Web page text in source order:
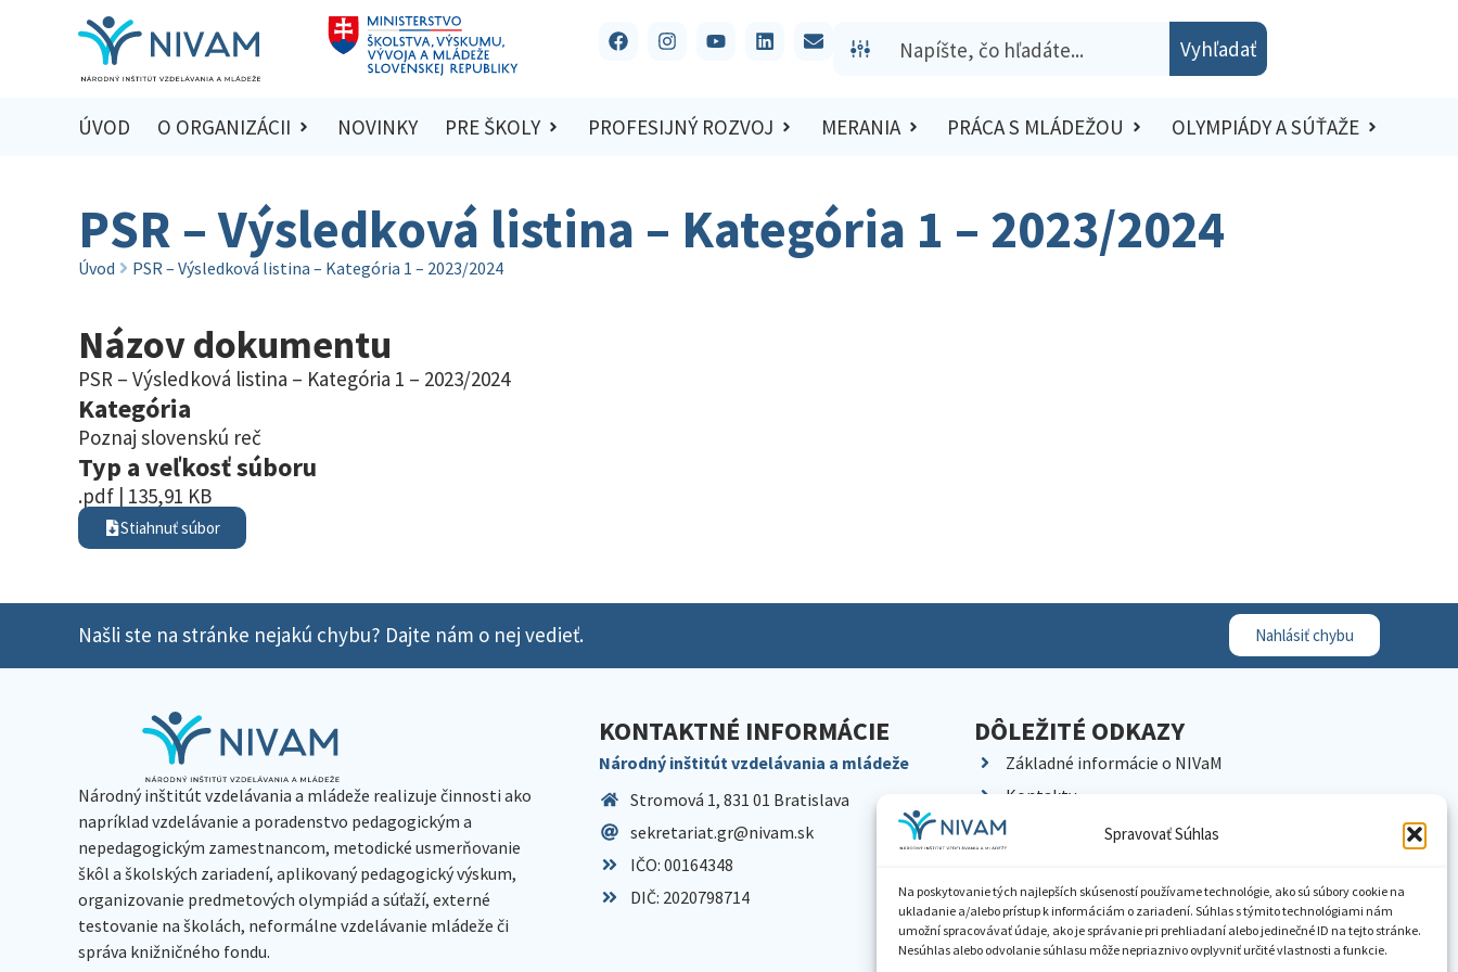
Spravovať Súhlas
Na poskytovanie tých najlepších skúseností používame technológie, ako sú súbory cookie na
ukladanie a/alebo prístup k informáciám o zariadení. Súhlas s týmito technológiami nám
umožní spracovávať údaje, ako je správanie pri prehliadaní alebo jedinečné ID na tejto stránke.
Nesúhlas alebo odvolanie súhlasu môže nepriaznivo ovplyvniť určité vlastnosti a funkcie.
Vyhľadať
ÚVOD O ORGANIZÁCII NOVINKY PRE ŠKOLY PROFESIJNÝ ROZVOJ MERANIA PRÁCA S MLÁDEŽOU OLYMPIÁDY A SÚŤAŽE
PSR – Výsledková listina – Kategória 1 – 2023/2024
Úvod PSR – Výsledková listina – Kategória 1 – 2023/2024
Názov dokumentu
PSR – Výsledková listina – Kategória 1 – 2023/2024
Kategória
Poznaj slovenskú reč
Typ a veľkosť súboru
.pdf | 135,91 KB
Stiahnuť súbor
Našli ste na stránke nejakú chybu? Dajte nám o nej vedieť. Nahlásiť chybu
Národný inštitút vzdelávania a mládeže realizuje činnosti ako
napríklad vzdelávanie a poradenstvo pedagogickým a
nepedagogickým zamestnancom, metodické usmerňovanie
škôl a školských zariadení, aplikovaný pedagogický výskum,
organizovanie predmetových olympiád a súťaží, externé
testovanie na školách, neformálne vzdelávanie mládeže či
správa knižničného fondu.
KONTAKTNÉ INFORMÁCIE
Národný inštitút vzdelávania a mládeže
Stromová 1, 831 01 Bratislava
sekretariat.gr@nivam.sk
IČO: 00164348
DIČ: 2020798714
DÔLEŽITÉ ODKAZY
Základné informácie o NIVaM
Kontakty
Kariéra
Pracoviská NIVaM
Dokumenty inštitúcie
Knižnica